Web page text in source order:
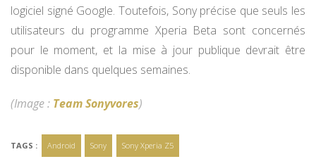
logiciel signé Google. Toutefois, Sony précise que seuls les
utilisateurs du programme Xperia Beta sont concernés
pour le moment, et la mise à jour publique devrait être
disponible dans quelques semaines.
(Image : Team Sonyvores)
TAGS : Android Sony Sony Xperia Z5